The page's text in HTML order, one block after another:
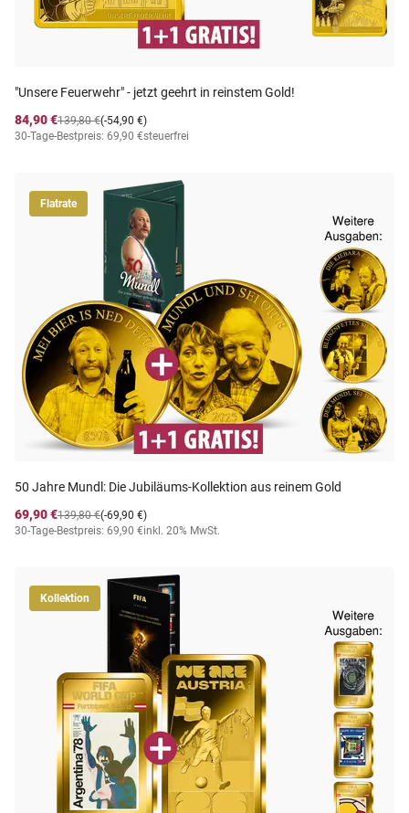
"Unsere Feuerwehr" - jetzt geehrt in reinstem Gold!
84,90 €
(-54,90 €)
139,80 €
30-Tage-Bestpreis: 69,90 €steuerfrei
Flatrate
50 Jahre Mundl: Die Jubiläums-Kollektion aus reinem Gold
69,90 €
(-69,90 €)
139,80 €
30-Tage-Bestpreis: 69,90 €inkl. 20% MwSt.
Kollektion